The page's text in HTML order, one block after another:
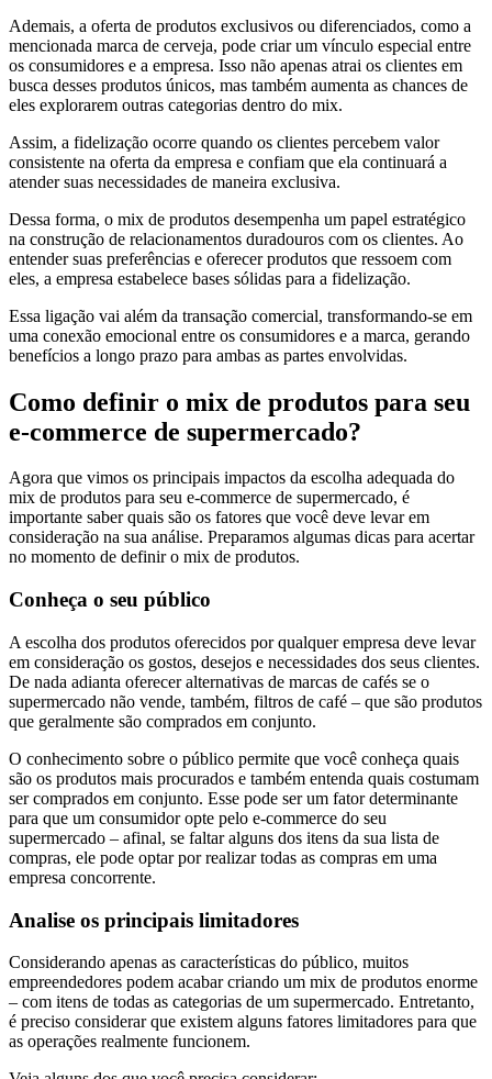
Ademais, a oferta de produtos exclusivos ou diferenciados, como a
mencionada marca de cerveja, pode criar um vínculo especial entre
os consumidores e a empresa. Isso não apenas atrai os clientes em
busca desses produtos únicos, mas também aumenta as chances de
eles explorarem outras categorias dentro do mix.
Assim, a fidelização ocorre quando os clientes percebem valor
consistente na oferta da empresa e confiam que ela continuará a
atender suas necessidades de maneira exclusiva.
Dessa forma, o mix de produtos desempenha um papel estratégico
na construção de relacionamentos duradouros com os clientes. Ao
entender suas preferências e oferecer produtos que ressoem com
eles, a empresa estabelece bases sólidas para a fidelização.
Essa ligação vai além da transação comercial, transformando-se em
uma conexão emocional entre os consumidores e a marca, gerando
benefícios a longo prazo para ambas as partes envolvidas.
Como definir o mix de produtos para seu
e-commerce de supermercado?
Agora que vimos os principais impactos da escolha adequada do
mix de produtos para seu e-commerce de supermercado, é
importante saber quais são os fatores que você deve levar em
consideração na sua análise. Preparamos algumas dicas para acertar
no momento de definir o mix de produtos.
Conheça o seu público
A escolha dos produtos oferecidos por qualquer empresa deve levar
em consideração os gostos, desejos e necessidades dos seus clientes.
De nada adianta oferecer alternativas de marcas de cafés se o
supermercado não vende, também, filtros de café – que são produtos
que geralmente são comprados em conjunto.
O conhecimento sobre o público permite que você conheça quais
são os produtos mais procurados e também entenda quais costumam
ser comprados em conjunto. Esse pode ser um fator determinante
para que um consumidor opte pelo e-commerce do seu
supermercado – afinal, se faltar alguns dos itens da sua lista de
compras, ele pode optar por realizar todas as compras em uma
empresa concorrente.
Analise os principais limitadores
Considerando apenas as características do público, muitos
empreendedores podem acabar criando um mix de produtos enorme
– com itens de todas as categorias de um supermercado. Entretanto,
é preciso considerar que existem alguns fatores limitadores para que
as operações realmente funcionem.